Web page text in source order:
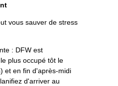
vous sauver de stress
: DFW est
plus occupé tôt le
et en fin d'après-midi
d'arriver au